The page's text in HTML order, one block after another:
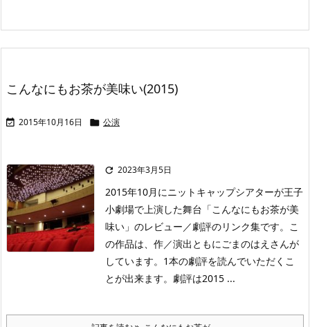
こんなにもお茶が美味い(2015)
 2015年10月16日  公演
 2023年3月5日
2015年10月にニットキャップシアターが王子
小劇場で上演した舞台「こんなにもお茶が美
味い」のレビュー／劇評のリンク集です。こ
の作品は、作／演出ともにごまのはえさんが
しています。1本の劇評を読んでいただくこ
とが出来ます。劇評は2015 ...